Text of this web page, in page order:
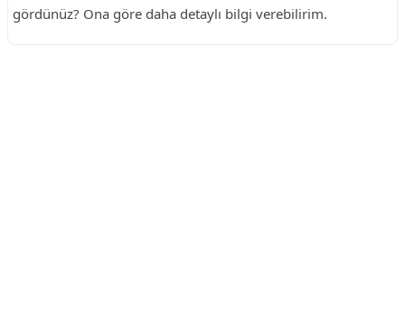
gördünüz? Ona göre daha detaylı bilgi verebilirim.